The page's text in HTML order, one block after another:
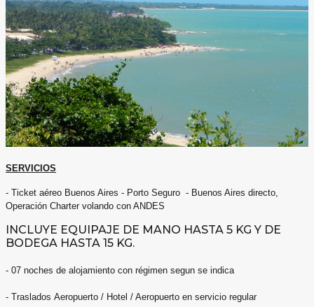
SERVICIOS
- Ticket aéreo Buenos Aires - Porto Seguro - Buenos Aires directo,
Operación Charter volando con ANDES
INCLUYE EQUIPAJE DE MANO HASTA 5 KG Y DE
BODEGA HASTA 15 KG.
- 07 noches de alojamiento con régimen segun se indica
- Traslados Aeropuerto / Hotel / Aeropuerto en servicio regular